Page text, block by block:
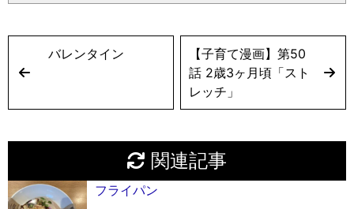
バレンタイン
【子育て漫画】第50
話 2歳3ヶ月頃「スト
レッチ」
関連記事
フライパン